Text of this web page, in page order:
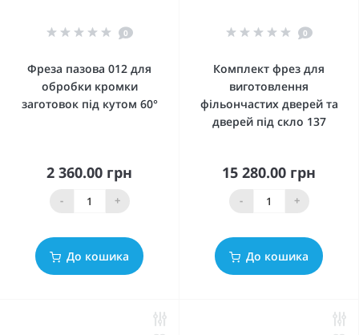
0
Фреза пазова 012 для
обробки кромки
заготовок під кутом 60°
2 360.00 грн
- +
До кошика
0
Комплект фрез для
виготовлення
фільончастих дверей та
дверей під скло 137
15 280.00 грн
- +
До кошика